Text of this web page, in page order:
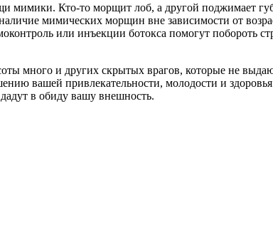
мимики. Кто-то морщит лоб, а другой поджимает
мимических морщин вне зависимости от
или инъекции ботокса помогут побороть
много и других скрытых врагов, которые не
вашей привлекательности, молодости и
в обиду вашу внешность.